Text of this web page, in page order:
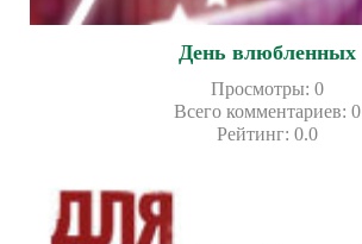
День влюбленных
Просмотры: 0
Всего комментариев: 0
Рейтинг: 0.0